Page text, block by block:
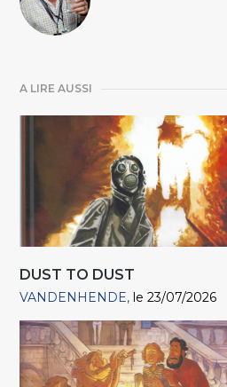
A LIRE AUSSI
DUST TO DUST
VANDENHENDE le 23/07/2026